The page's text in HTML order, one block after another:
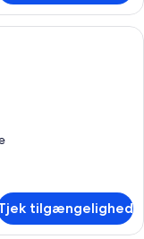
tilgængelighed